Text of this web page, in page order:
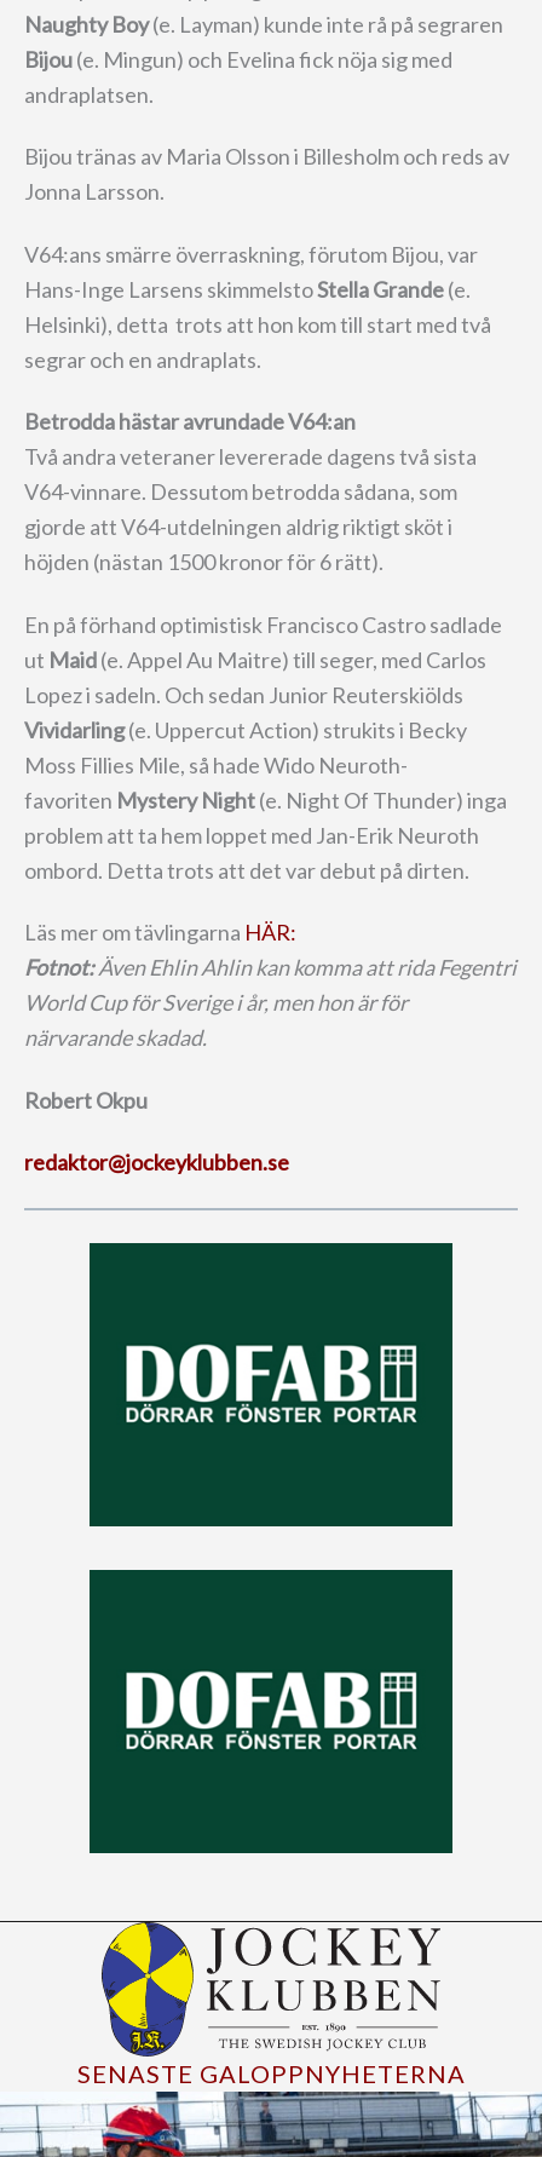
Naughty Boy(e. Layman) kunde inte rå på segraren
Bijou(e. Mingun) och Evelina fick nöja sig med
andraplatsen.
Bijou tränas av Maria Olsson i Billesholm och reds av
Jonna Larsson.
V64:ans smärre överraskning, förutom Bijou, var
Hans-Inge Larsens skimmelstoStella Grande(e.
Helsinki), detta trots att hon kom till start med två
segrar och en andraplats.
Betrodda hästar avrundade V64:an
Två andra veteraner levererade dagens två sista
V64-vinnare. Dessutom betrodda sådana, som
gjorde att V64-utdelningen aldrig riktigt sköt i
höjden (nästan 1500 kronor för 6 rätt).
En på förhand optimistisk Francisco Castro sadlade
ut Maid(e. Appel Au Maitre) till seger, med Carlos
Lopez i sadeln. Och sedan Junior Reuterskiölds
Vividarling(e. Uppercut Action) strukits i Becky
Moss Fillies Mile, så hade Wido Neuroth-
favoriten Mystery Night(e. Night Of Thunder) inga
problem att ta hem loppet med Jan-Erik Neuroth
ombord. Detta trots att det var debut på dirten.
Läs mer om tävlingarna HÄR:
Fotnot:Även Ehlin Ahlin kan komma att rida Fegentri
World Cup för Sverige i år, men hon är för
närvarande skadad.
Robert Okpu
redaktor@jockeyklubben.se
SENASTE GALOPPNYHETERNA